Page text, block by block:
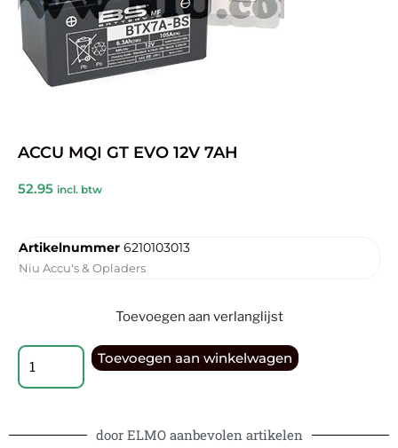
ACCU MQI GT EVO 12V 7AH
52.95 incl. btw
Artikelnummer 6210103013
Niu Accu's & Opladers
Toevoegen aan verlanglijst
Toevoegen aan winkelwagen
door ELMO aanbevolen artikelen